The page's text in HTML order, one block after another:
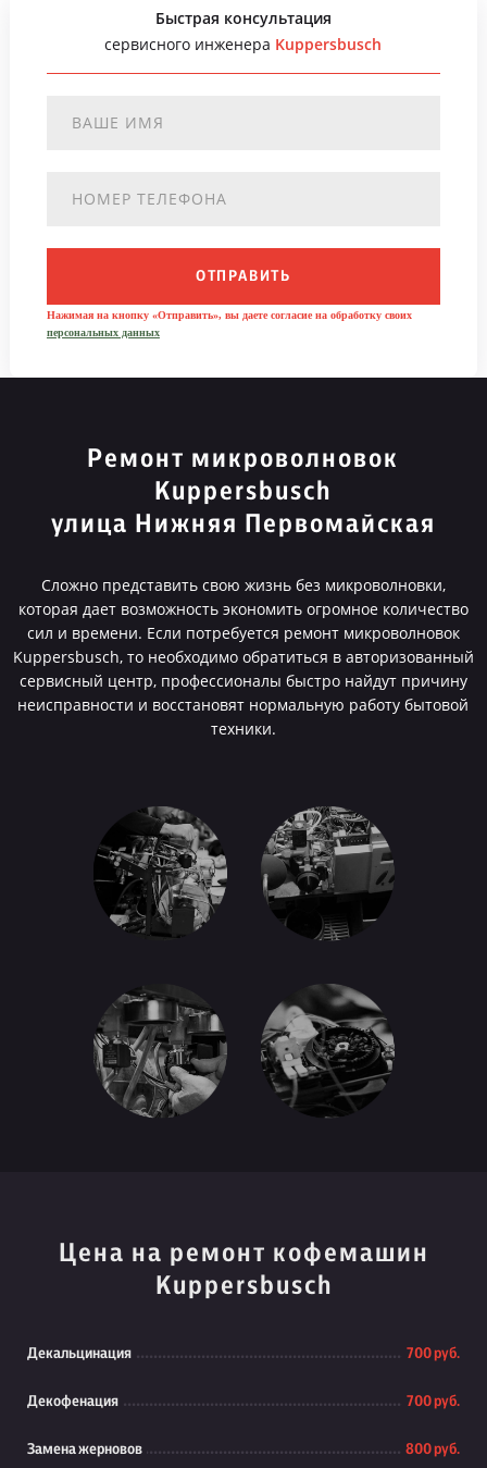
Быстрая консультация
сервисного инженера Kuppersbusch
ОТПРАВИТЬ
Нажимая на кнопку «Отправить», вы даете согласие на обработку своих
персональных данных
Ремонт микроволновок
Kuppersbusch
улица Нижняя Первомайская
Сложно представить свою жизнь без микроволновки,
которая дает возможность экономить огромное количество
сил и времени. Если потребуется ремонт микроволновок
Kuppersbusch, то необходимо обратиться в авторизованный
сервисный центр, профессионалы быстро найдут причину
неисправности и восстановят нормальную работу бытовой
техники.
Цена на ремонт кофемашин
Kuppersbusch
Декальцинация 700 руб.
Декофенация 700 руб.
Замена жерновов 800 руб.